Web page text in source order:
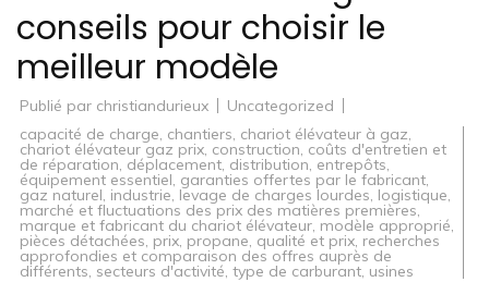
conseils pour choisir le
meilleur modèle
Publié par christiandurieux
Uncategorized
capacité de charge, chantiers, chariot élévateur à gaz,
chariot élévateur gaz prix, construction, coûts d'entretien et
de réparation, déplacement, distribution, entrepôts,
équipement essentiel, garanties offertes par le fabricant,
gaz naturel, industrie, levage de charges lourdes, logistique,
marché et fluctuations des prix des matières premières,
marque et fabricant du chariot élévateur, modèle approprié,
pièces détachées, prix, propane, qualité et prix, recherches
approfondies et comparaison des offres auprès de
différents, secteurs d'activité, type de carburant, usines